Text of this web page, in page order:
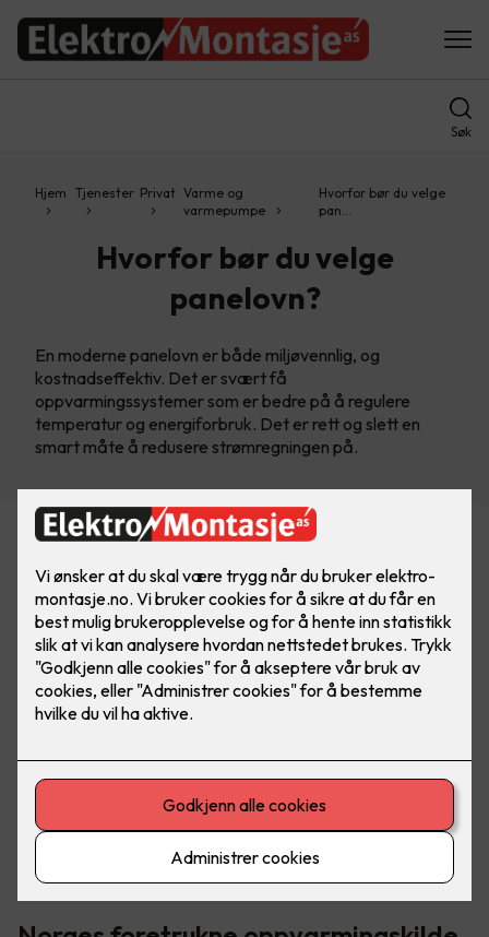
Søk
Hjem Tjenester Privat Varme og
varmepumpe
Hvorfor bør du velge
pan…
Hvorfor bør du velge
panelovn?
En moderne panelovn er både miljøvennlig, og
kostnadseffektiv. Det er svært få
oppvarmingssystemer som er bedre på å regulere
temperatur og energiforbruk. Det er rett og slett en
smart måte å redusere strømregningen på.
Den høyeste strømkostnaden i en bolig skyldes
oppvarming. Panelovner er ofte et av de rimeligste og
mest miljøvennlige alternativene du kan velge.